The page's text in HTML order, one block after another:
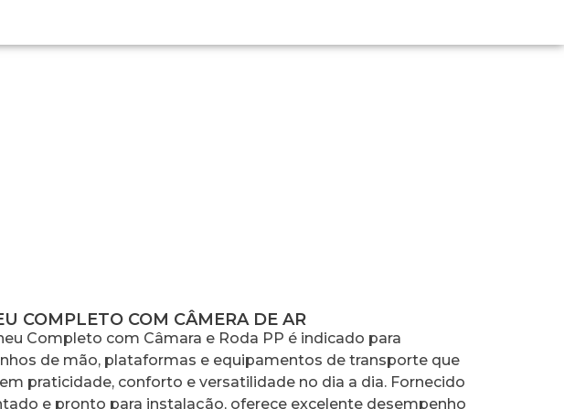
COMPLETO COM CÂMERA DE AR
Completo com Câmara e Roda PP é indicado para
de mão, plataformas e equipamentos de transporte que
praticidade, conforto e versatilidade no dia a dia. Fornecido
e pronto para instalação, oferece excelente desempenho